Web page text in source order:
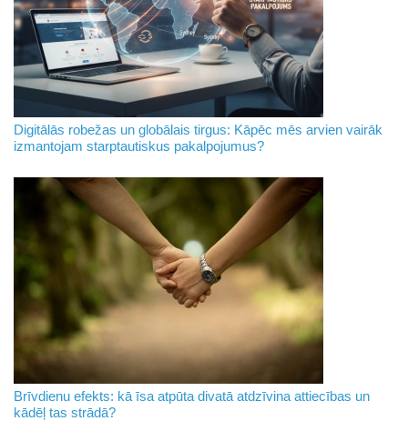
Digitālās robežas un globālais tirgus: Kāpēc mēs arvien vairāk
izmantojam starptautiskus pakalpojumus?
Brīvdienu efekts: kā īsa atpūta divatā atdzīvina attiecības un
kādēļ tas strādā?